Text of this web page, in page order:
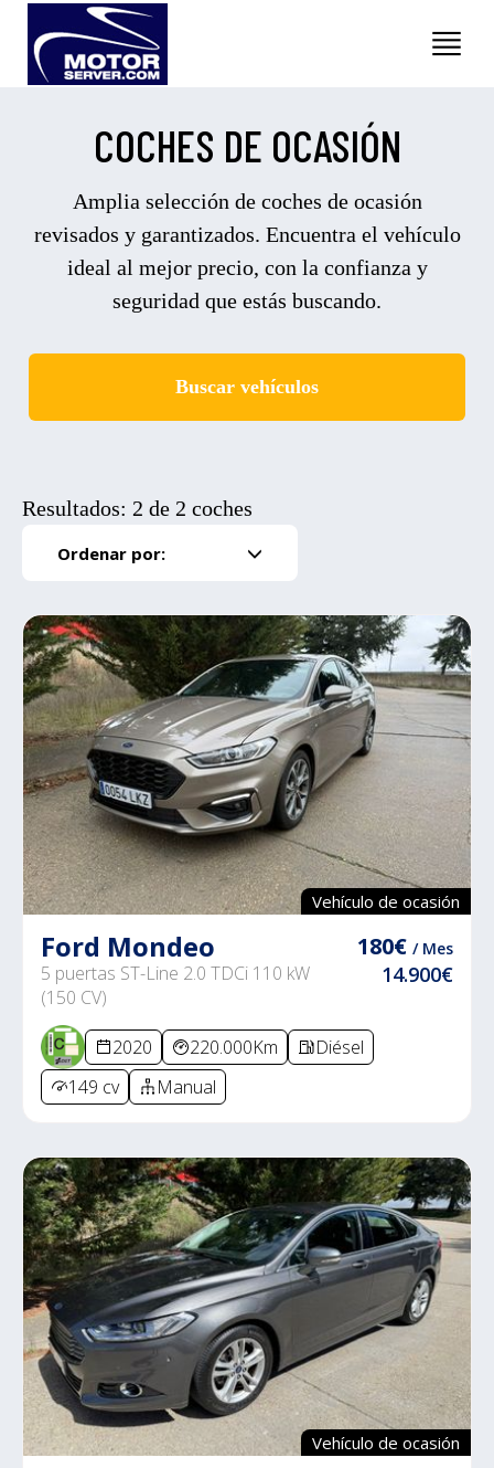
COCHES DE OCASIÓN
Amplia selección de coches de ocasión
revisados y garantizados. Encuentra el vehículo
ideal al mejor precio, con la confianza y
seguridad que estás buscando.
Buscar vehículos
Resultados: 2 de 2 coches
Ordenar por:
Vehículo de ocasión
Ford Mondeo
5 puertas ST-Line 2.0 TDCi 110 kW
(150 CV)
180€ / Mes
14.900€
2020 220.000Km
Diésel
149 cv
Manual
Vehículo de ocasión